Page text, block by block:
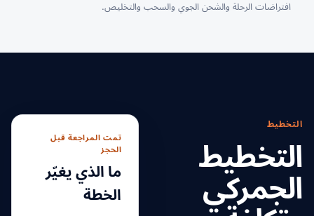
افتراضات الرحلة والشحن الجوي والسحب والتخليص.
التخطيط
التخطيط
الجمركي
تمت المراجعة قبل
الحجز
ما الذي يغيّر
الخطة